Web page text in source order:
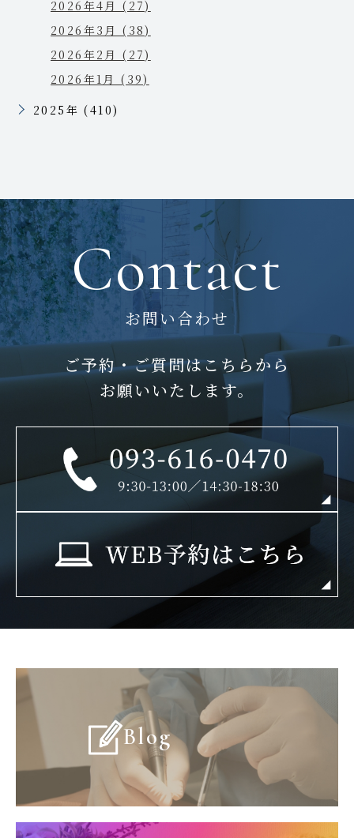
2026年4月 (27)
2026年3月 (38)
2026年2月 (27)
2026年1月 (39)
2025年 (410)
Contact
お問い合わせ
ご予約・ご質問はこちらから
お願いいたします。
Blog